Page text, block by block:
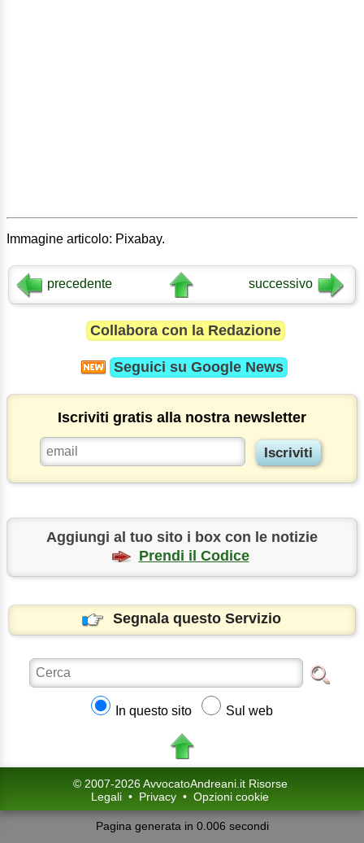
Immagine articolo: Pixabay.
precedente successivo
Collabora con la Redazione
Seguici su Google News
Iscriviti gratis alla nostra newsletter
Aggiungi al tuo sito i box con le notizie
Prendi il Codice
Segnala questo Servizio
In questo sito Sul web
© 2007-2026 AvvocatoAndreani.it Risorse
Legali • Privacy • Opzioni cookie
Pagina generata in 0.006 secondi